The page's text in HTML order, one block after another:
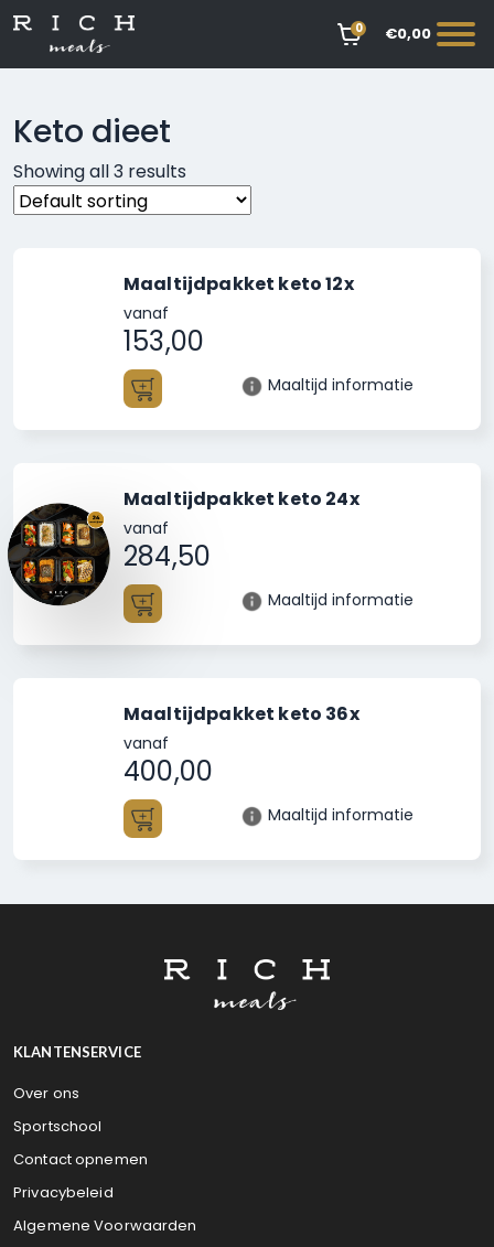
0 €0,00
Keto dieet
Showing all 3 results
Maaltijdpakket keto 12x
vanaf
153,00
Maaltijd informatie
Maaltijdpakket keto 24x
vanaf
284,50
Maaltijd informatie
Toevoegen
Maaltijdpakket keto 36x
vanaf
400,00
Maaltijd informatie
KLANTENSERVICE
Over ons
Sportschool
Contact opnemen
Privacybeleid
Algemene Voorwaarden